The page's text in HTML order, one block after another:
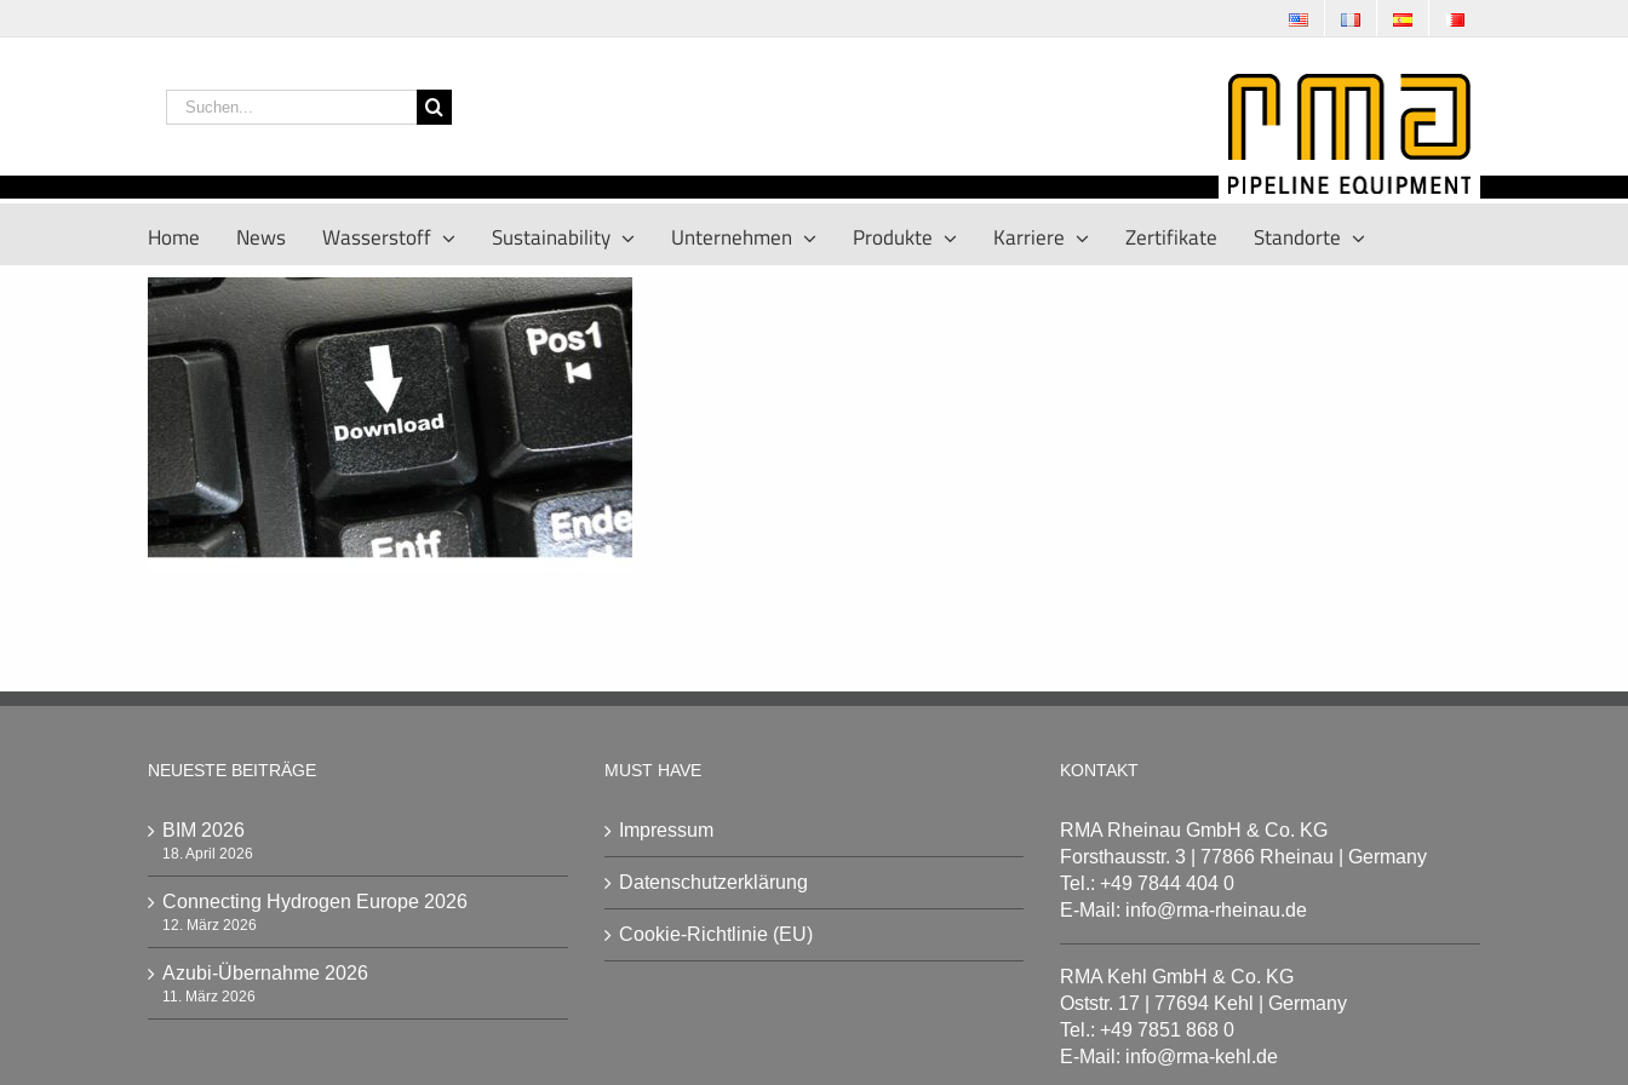
Inhalt
Suche
nach:
Home News Wasserstoff Sustainability Unternehmen Produkte Karriere Zertifikate Standorte
NEUESTE BEITRÄGE
BIM 2026
18. April 2026
Connecting Hydrogen Europe 2026
12. März 2026
Azubi-Übernahme 2026
11. März 2026
MUST HAVE
Impressum
Datenschutzerklärung
Cookie-Richtlinie (EU)
KONTAKT
RMA Rheinau GmbH & Co. KG
Forsthausstr. 3 | 77866 Rheinau | Germany
Tel.: +49 7844 404 0
E-Mail: info@rma-rheinau.de
RMA Kehl GmbH & Co. KG
Oststr. 17 | 77694 Kehl | Germany
Tel.: +49 7851 868 0
E-Mail: info@rma-kehl.de